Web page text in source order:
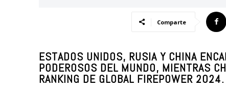
Comparte
ESTADOS UNIDOS, RUSIA Y CHINA
PODEROSOS DEL MUNDO, MIENTRAS
RANKING DE GLOBAL FIREPOWER 2024.